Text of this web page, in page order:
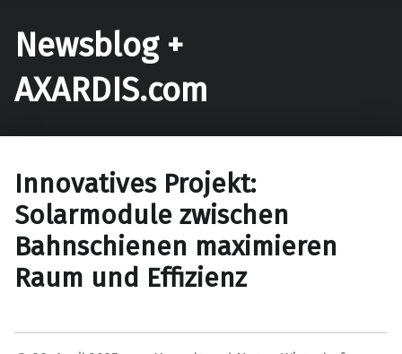
Newsblog +
AXARDIS.com
Innovatives Projekt:
Solarmodule zwischen
Bahnschienen maximieren
Raum und Effizienz